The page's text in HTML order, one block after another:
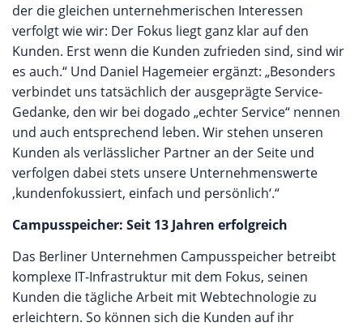
der die gleichen unternehmerischen Interessen
verfolgt wie wir: Der Fokus liegt ganz klar auf den
Kunden. Erst wenn die Kunden zufrieden sind, sind wir
es auch.“ Und Daniel Hagemeier ergänzt: „Besonders
verbindet uns tatsächlich der ausgeprägte Service-
Gedanke, den wir bei dogado „echter Service“ nennen
und auch entsprechend leben. Wir stehen unseren
Kunden als verlässlicher Partner an der Seite und
verfolgen dabei stets unsere Unternehmenswerte
‚kundenfokussiert, einfach und persönlich‘.“
Campusspeicher: Seit 13 Jahren erfolgreich
Das Berliner Unternehmen Campusspeicher betreibt
komplexe IT-Infrastruktur mit dem Fokus, seinen
Kunden die tägliche Arbeit mit Webtechnologie zu
erleichtern. So können sich die Kunden auf ihr